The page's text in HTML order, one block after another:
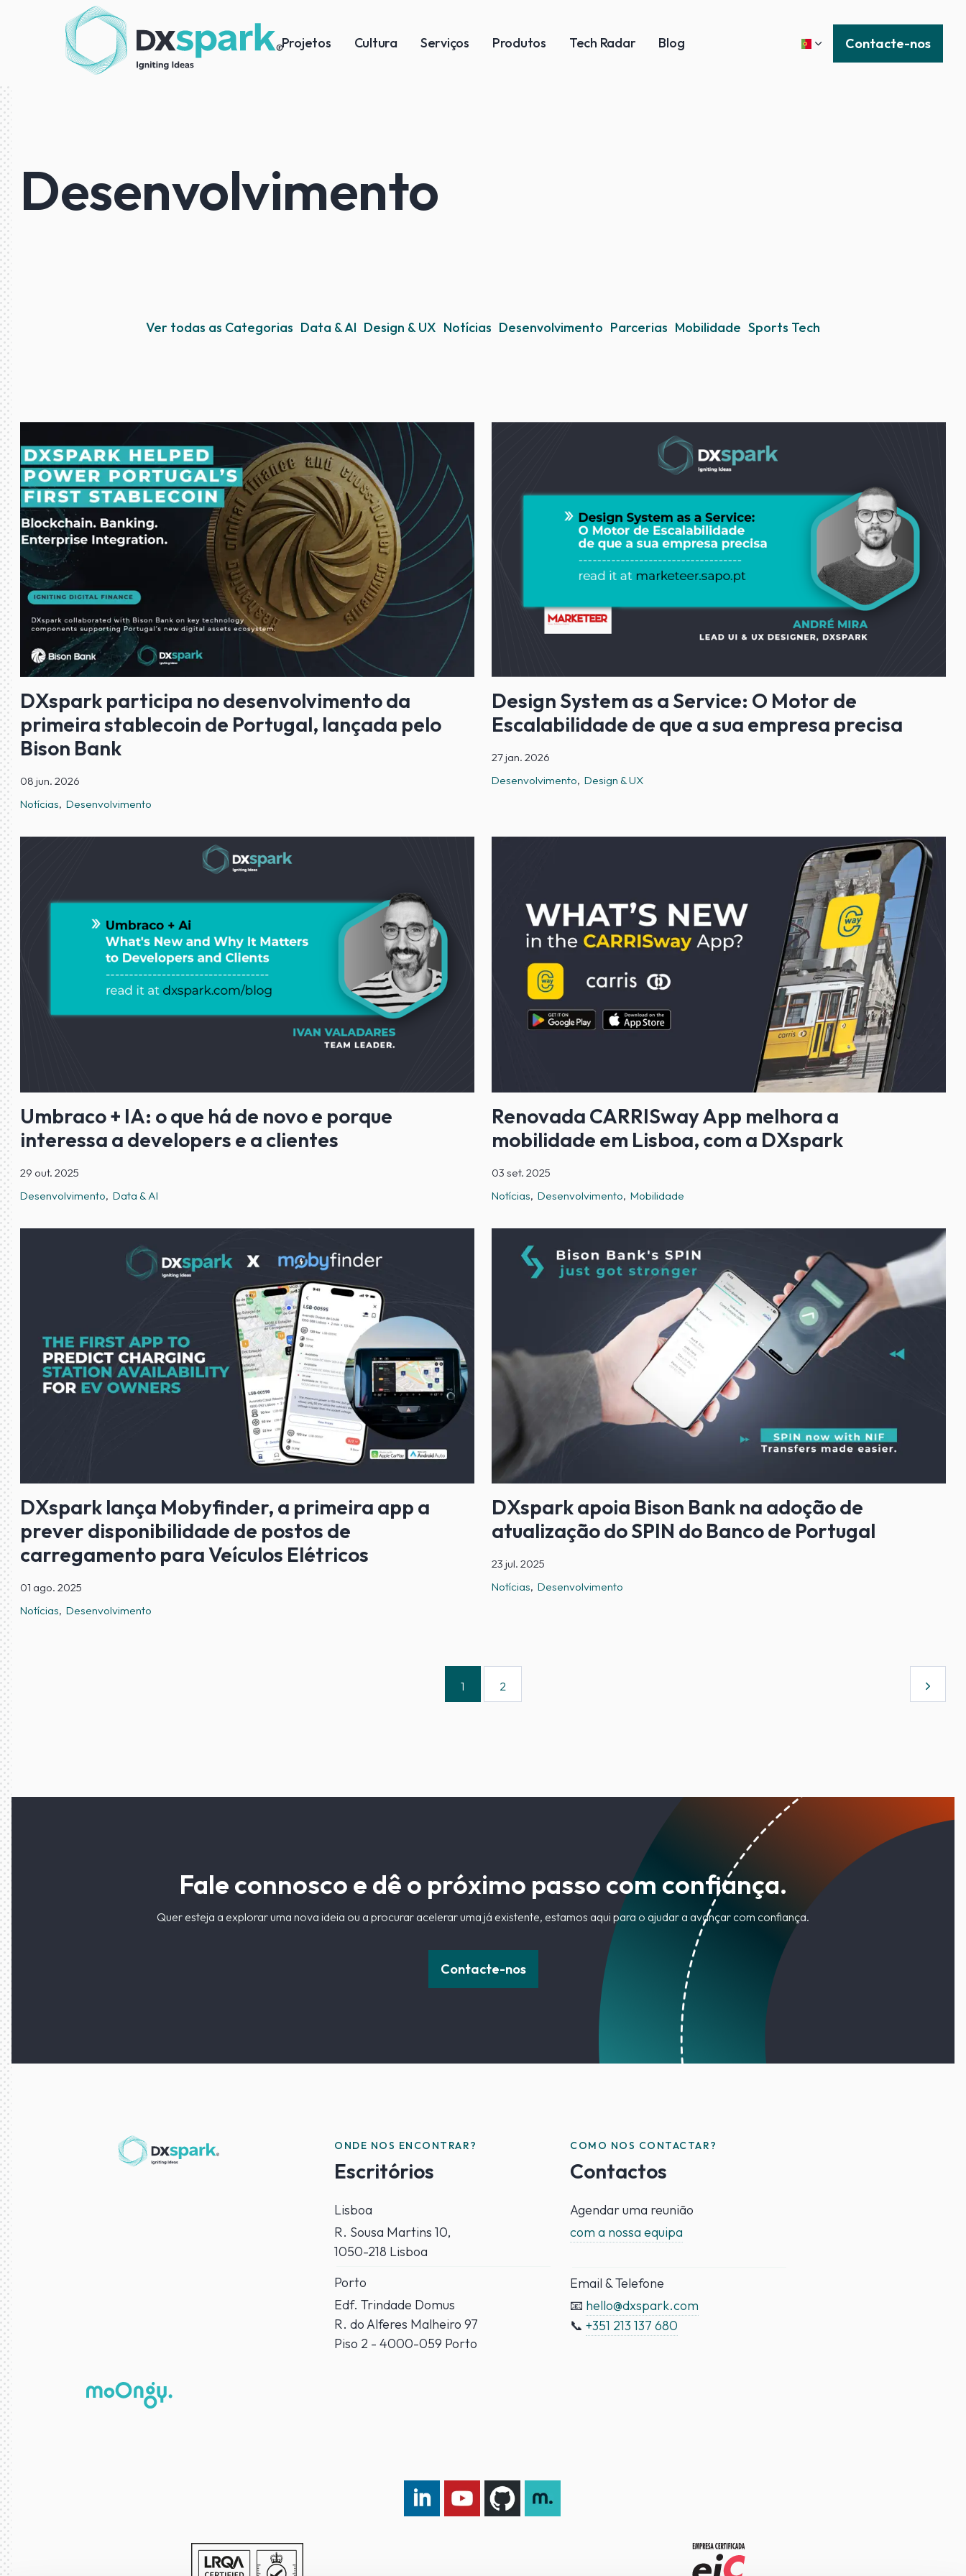
Projetos Cultura Serviços Produtos Tech Radar Blog Contacte-nos
Desenvolvimento
Ver todas as Categorias Data & AI Design & UX Notícias Desenvolvimento Parcerias Mobilidade Sports Tech
DXspark participa no desenvolvimento da
primeira stablecoin de Portugal, lançada pelo
Bison Bank
08 jun. 2026
Notícias Desenvolvimento
Design System as a Service: O Motor de
Escalabilidade de que a sua empresa precisa
27 jan. 2026
Desenvolvimento Design & UX
Umbraco + IA: o que há de novo e porque
interessa a developers e a clientes
29 out. 2025
Desenvolvimento Data & AI
Renovada CARRISway App melhora a
mobilidade em Lisboa, com a DXspark
03 set. 2025
Notícias Desenvolvimento Mobilidade
DXspark lança Mobyfinder, a primeira app a
prever disponibilidade de postos de
carregamento para Veículos Elétricos
01 ago. 2025
Notícias Desenvolvimento
DXspark apoia Bison Bank na adoção de
atualização do SPIN do Banco de Portugal
23 jul. 2025
Notícias Desenvolvimento
1 2
Fale connosco e dê o próximo passo com confiança.
Quer esteja a explorar uma nova ideia ou a procurar acelerar uma já existente, estamos aqui para o ajudar a avançar com confiança.
Contacte-nos
ONDE NOS ENCONTRAR?
Escritórios
Lisboa
R. Sousa Martins 10,
1050-218 Lisboa
Porto
Edf. Trindade Domus
R. do Alferes Malheiro 97
Piso 2 - 4000-059 Porto
COMO NOS CONTACTAR?
Contactos
Agendar uma reunião
com a nossa equipa
Email & Telefone
📧 hello@dxspark.com
📞+351 213 137 680